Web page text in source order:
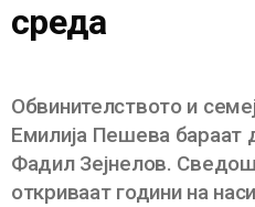
среда
Обвинителството и
Емилија Пешева бараат
Фадил Зејнелов.
откриваат години на